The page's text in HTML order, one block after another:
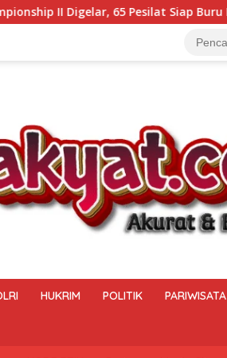
Buru Prestasi Menuju Porprov 2027
HUKRIM POLITIK PARIWISATA